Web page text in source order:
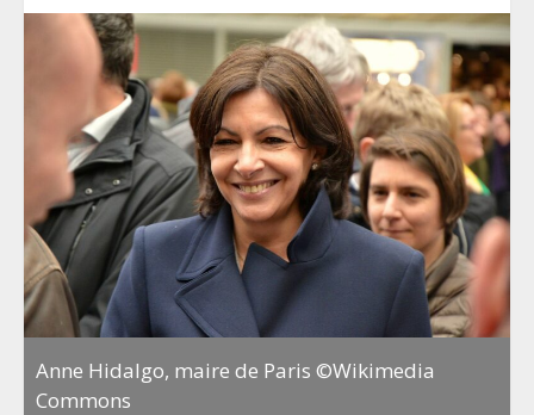
Anne Hidalgo, maire de Paris ©Wikimedia
Commons